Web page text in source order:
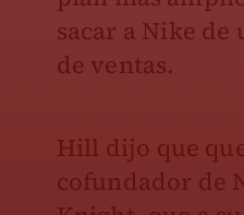
sacar a Nike de
de ventas.
Hill dijo que
cofundador de